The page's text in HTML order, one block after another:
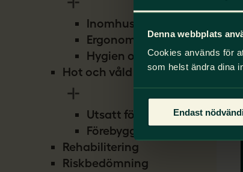
Denna webbplats
Cookies används för
som helst ändra dina
Endast
Inomhusmiljö
Ergonomi
Hygien och smitta
Hot och våld
Utsatt för hot
Förebygg hot
Rehabilitering
Riskbedömning